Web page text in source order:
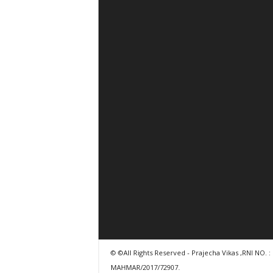
© ©All Rights Reserved - Prajecha Vikas ,RNI NO. :
MAHMAR/2017/72907.